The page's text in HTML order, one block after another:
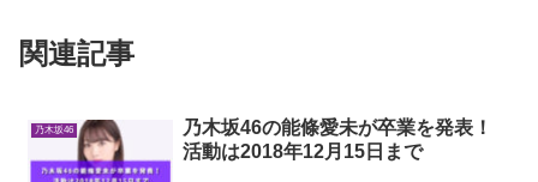
関連記事
乃木坂46
乃木坂46の能條愛未が卒業を発表！
活動は2018年12月15日まで